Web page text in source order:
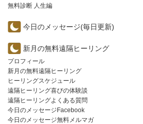
無料診断 人生編
今日のメッセージ(毎日更新)
新月の無料遠隔ヒーリング
プロフィール
新月の無料遠隔ヒーリング
ヒーリングスケジュール
遠隔ヒーリング喜びの体験談
遠隔ヒーリングよくある質問
今日のメッセージFacebook
今日のメッセージ無料メルマガ